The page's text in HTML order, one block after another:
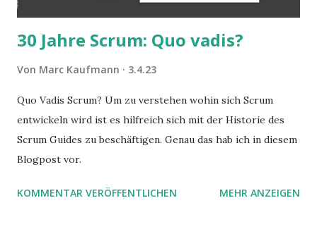
30 Jahre Scrum: Quo vadis?
Von Marc Kaufmann 3.4.23
Quo Vadis Scrum? Um zu verstehen wohin sich Scrum
entwickeln wird ist es hilfreich sich mit der Historie des
Scrum Guides zu beschäftigen. Genau das hab ich in diesem
Blogpost vor.
KOMMENTAR VERÖFFENTLICHEN MEHR ANZEIGEN